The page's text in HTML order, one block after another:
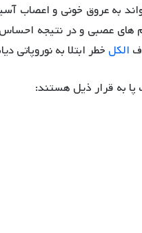
به عروق خونی و اعصاب
های عصبی و در نتیجه
الکل خطر ابتلا به نوروپاتی
پا به قرار ذیل هستند: